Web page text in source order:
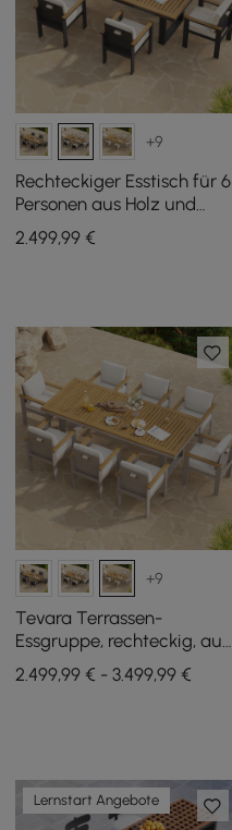
+9
Rechteckiger Esstisch für 6
Personen aus Holz und
Aluminium für den
Außenbereich, 6
2.499,99 €
+9
Tevara Terrassen-
Essgruppe, rechteckig, aus
Holz und Aluminium, für 8
Personen, 9-teilig
2.499,99 € - 3.499,99 €
Lernstart Angebote